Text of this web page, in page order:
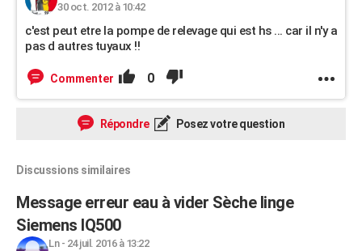
30 oct. 2012 à 10:42
c'est peut etre la pompe de relevage qui est hs ... car il n'y a
pas d autres tuyaux !!
Commenter 0
Répondre Posez votre question
Discussions similaires
Message erreur eau à vider Sèche linge
Siemens IQ500
Ln- 24 juil. 2016 à 13:22